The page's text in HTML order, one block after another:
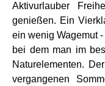
Aktivurlauber
genießen. Ein
ein wenig Wagemut
bei dem man im
Naturelementen.
vergangenen